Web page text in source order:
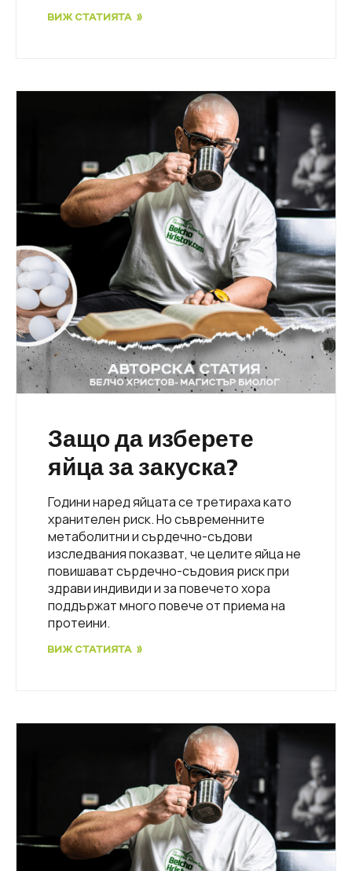
ВИЖ СТАТИЯТА »
Защо да изберете
яйца за закуска?
Години наред яйцата се третираха като
хранителен риск. Но съвременните
метаболитни и сърдечно-съдови
изследвания показват, че целите яйца не
повишават сърдечно-съдовия риск при
здрави индивиди и за повечето хора
поддържат много повече от приема на
протеини.
ВИЖ СТАТИЯТА »